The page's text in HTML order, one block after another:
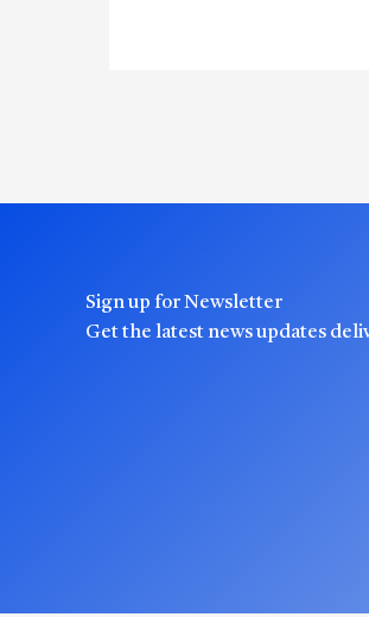
Sign up for Newsletter
Get the latest news updates